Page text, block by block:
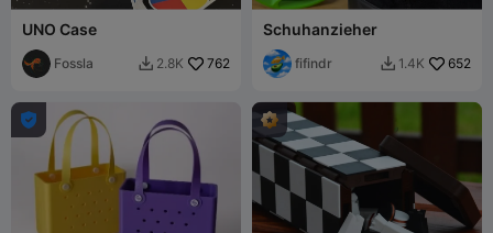
UNO Case
Fossla  2.8K 762
Schuhanzieher
fifindr  1.4K 652
